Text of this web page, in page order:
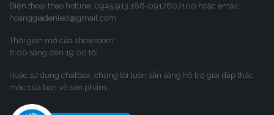
Điện thoại theo hotline: 0945.913.186-0917807100 hoặc email:
hoanggiadenled@gmail.com
Thời gian mở cửa showroom:
8:00 sáng đến 19:00 tối
Hoặc sử dụng chatbox, chúng tôi luôn sẳn sàng hỗ trợ giải đáp thắc
mắc của bạn về sản phẩm.